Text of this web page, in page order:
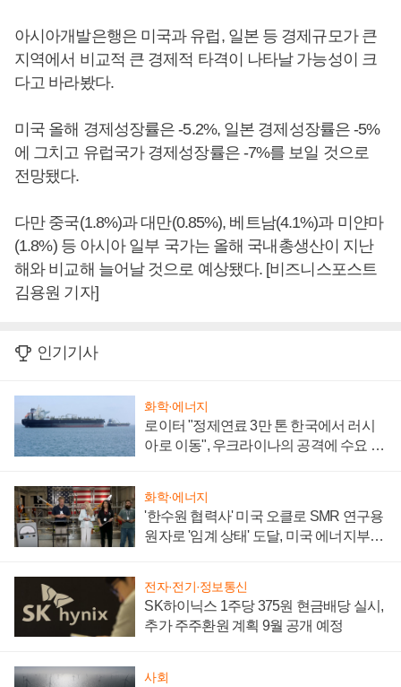
아시아개발은행은 미국과 유럽, 일본 등 경제규모가 큰
지역에서 비교적 큰 경제적 타격이 나타날 가능성이 크
다고 바라봤다.
미국 올해 경제성장률은 -5.2%, 일본 경제성장률은 -5%
에 그치고 유럽국가 경제성장률은 -7%를 보일 것으로
전망됐다.
다만 중국(1.8%)과 대만(0.85%), 베트남(4.1%)과 미얀마
(1.8%) 등 아시아 일부 국가는 올해 국내총생산이 지난
해와 비교해 늘어날 것으로 예상됐다. [비즈니스포스트
김용원 기자]
인기기사
화학·에너지
로이터 "정제연료 3만 톤 한국에서 러시
아로 이동", 우크라이나의 공격에 수요 늘
화학·에너지
'한수원 협력사' 미국 오클로 SMR 연구용
원자로 '임계 상태' 도달, 미국 에너지부
전자·전기·정보통신
SK하이닉스 1주당 375원 현금배당 실시,
추가 주주환원 계획 9월 공개 예정
사회